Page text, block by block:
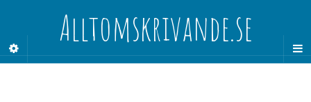
Alltomskrivande.se